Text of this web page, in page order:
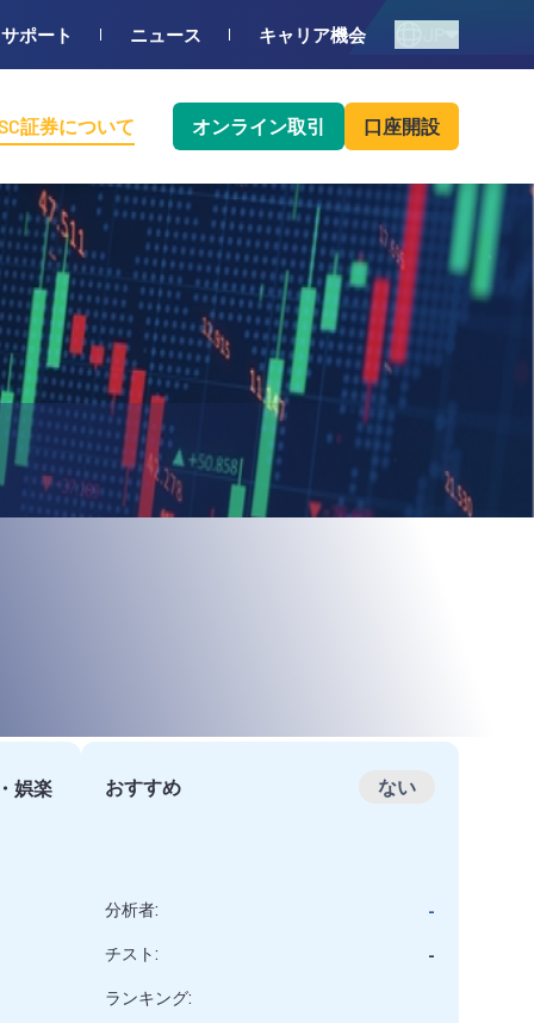
サポート ニュース キャリア機会
証券について オンライン取引 口座開設
娯楽 おすすめ ない
分析者: -
チスト: -
ランキング: